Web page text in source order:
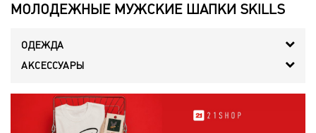
МОЛОДЕЖНЫЕ МУЖСКИЕ ШАПКИ SKILLS
ОДЕЖДА
АКСЕССУАРЫ